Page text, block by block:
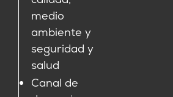
medio
ambiente y
seguridad y
salud
Canal de